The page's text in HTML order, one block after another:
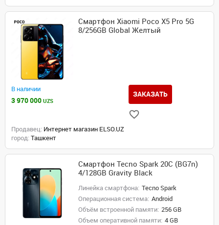
Смартфон Xiaomi Poco X5 Pro 5G
8/256GB Global Желтый
В наличии
3 970 000 UZS
ЗАКАЗАТЬ
Продавец: Интернет магазин ELSO.UZ
город: Ташкент
Смартфон Tecno Spark 20C (BG7n)
4/128GB Gravity Black
Линейка смартфона: Tecno Spark
Операционная система: Android
Объём встроенной памяти: 256 GB
Объем оперативной памяти: 4 GB